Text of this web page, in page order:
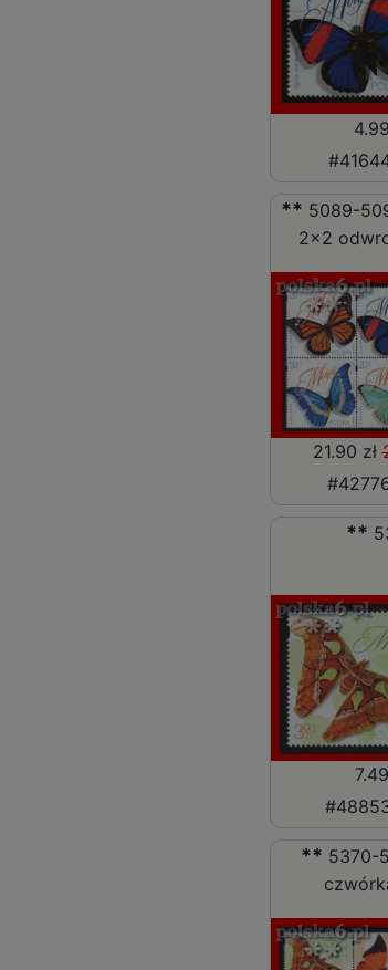
** 5089-
2x2
21.90 zł
**
** 5370-